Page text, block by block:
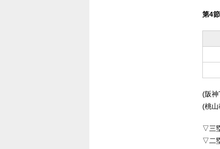
第4節
(阪神
(桃山
▽三
▽二